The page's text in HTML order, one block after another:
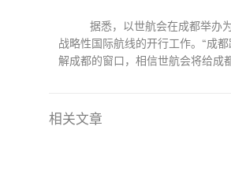
据悉，以世航会在成都举办
战略性国际航线的开行工作。“成
解成都的窗口，相信世航会将给成
相关文章